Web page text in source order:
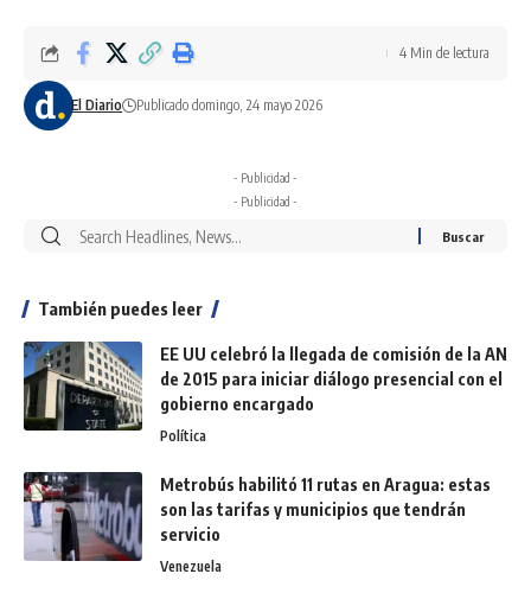
El Diario Publicado domingo, 24 mayo 2026
4 Min de lectura
- Publicidad -
- Publicidad -
También puedes leer
EE UU celebró la llegada de comisión de la AN
de 2015 para iniciar diálogo presencial con el
gobierno encargado
Política
Metrobús habilitó 11 rutas en Aragua: estas
son las tarifas y municipios que tendrán
servicio
Venezuela